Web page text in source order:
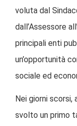
voluta dal
dall’Assessore
principali enti
un’opportunità
sociale ed
Nei giorni scorsi,
svolto un primo